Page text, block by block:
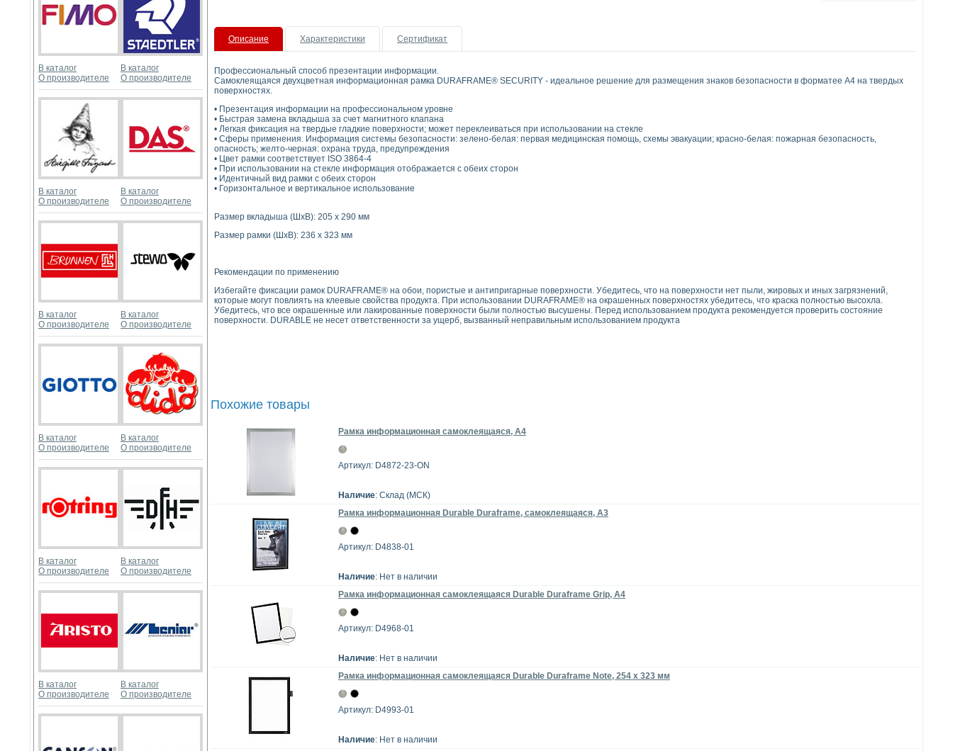
В каталог
О производителе
В каталог
О производителе
В каталог
О производителе
В каталог
О производителе
В каталог
О производителе
В каталог
О производителе
В каталог
О производителе
В каталог
О производителе
В каталог
О производителе
В каталог
О производителе
В каталог
О производителе
В каталог
О производителе
Описание Характеристики Сертификат
Профессиональный способ презентации информации.
Самоклеящаяся двухцветная информационная рамка DURAFRAME® SECURITY - идеальное решение для размещения знаков безопасности в форматее А4 на твердых
поверхностях.
• Презентация информации на профессиональном уровне
• Быстрая замена вкладыша за счет магнитного клапана
• Легкая фиксация на твердые гладкие поверхности; может переклеиваться при использовании на стекле
• Сферы применения. Информация системы безопасности: зелено-белая: первая медицинская помощь, схемы эвакуации; красно-белая: пожарная безопасность,
опасность; желто-черная: охрана труда, предупреждения
• Цвет рамки соответствует ISO 3864-4
• При использовании на стекле информация отображается с обеих сторон
• Идентичный вид рамки с обеих сторон
• Горизонтальное и вертикальное использование
Размер вкладыша (ШхВ): 205 х 290 мм
Размер рамки (ШхВ): 236 х 323 мм
Рекомендации по применению
Избегайте фиксации рамок DURAFRAME® на обои, пористые и антипригарные поверхности. Убедитесь, что на поверхности нет пыли, жировых и иных загрязнений,
которые могут повлиять на клеевые свойства продукта. При использовании DURAFRAME® на окрашенных поверхностях убедитесь, что краска полностью высохла.
Убедитесь, что все окрашенные или лакированные поверхности были полностью высушены. Перед использованием продукта рекомендуется проверить состояние
поверхности. DURABLE не несет ответственности за ущерб, вызванный неправильным использованием продукта
Похожие товары
Рамка информационная самоклеящаяся, А4
Артикул: D4872-23-ON
Наличие: Склад (МСК)
Рамка информационная Durable Duraframe, самоклеящаяся, А3
Артикул: D4838-01
Наличие: Нет в наличии
Рамка информационная самоклеящаяся Durable Duraframe Grip, A4
Артикул: D4968-01
Наличие: Нет в наличии
Рамка информационная самоклеящаяся Durable Duraframe Note, 254 х 323 мм
Артикул: D4993-01
Наличие: Нет в наличии